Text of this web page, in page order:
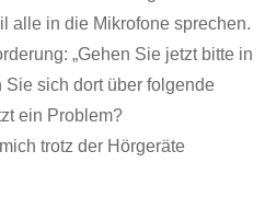
alle in die Mikrofone sprechen.
„Gehen Sie jetzt bitte in
sich dort über folgende
ein Problem?
trotz der Hörgeräte